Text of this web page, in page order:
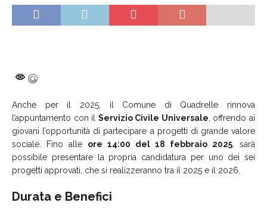
Anche per il 2025, il Comune di Quadrelle rinnova
l’appuntamento con il Servizio Civile Universale , offrendo ai
giovani l’opportunità di partecipare a progetti di grande valore
sociale. Fino alle ore 14:00 del 18 febbraio 2025 , sarà
possibile presentare la propria candidatura per uno dei sei
progetti approvati, che si realizzeranno tra il 2025 e il 2026.
Durata e Benefici